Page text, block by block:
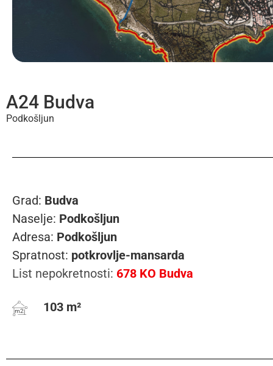
A24 Budva
Podkošljun
Grad: Budva
Naselje: Podkošljun
Adresa: Podkošljun
Spratnost: potkrovlje-mansarda
List nepokretnosti: 678 KO Budva
m2 103 m²